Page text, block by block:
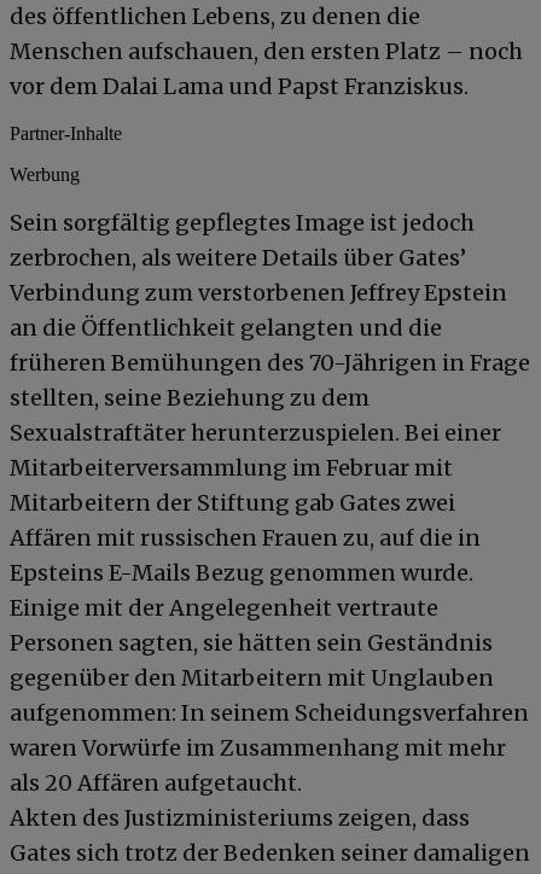
des öffentlichen Lebens, zu denen die
Menschen aufschauen, den ersten Platz – noch
vor dem Dalai Lama und Papst Franziskus.
Partner-Inhalte
Werbung
Sein sorgfältig gepflegtes Image ist jedoch
zerbrochen, als weitere Details über Gates’
Verbindung zum verstorbenen Jeffrey Epstein
an die Öffentlichkeit gelangten und die
früheren Bemühungen des 70-Jährigen in Frage
stellten, seine Beziehung zu dem
Sexualstraftäter herunterzuspielen. Bei einer
Mitarbeiterversammlung im Februar mit
Mitarbeitern der Stiftung gab Gates zwei
Affären mit russischen Frauen zu, auf die in
Epsteins E-Mails Bezug genommen wurde.
Einige mit der Angelegenheit vertraute
Personen sagten, sie hätten sein Geständnis
gegenüber den Mitarbeitern mit Unglauben
aufgenommen: In seinem Scheidungsverfahren
waren Vorwürfe im Zusammenhang mit mehr
als 20 Affären aufgetaucht.
Akten des Justizministeriums zeigen, dass
Gates sich trotz der Bedenken seiner damaligen